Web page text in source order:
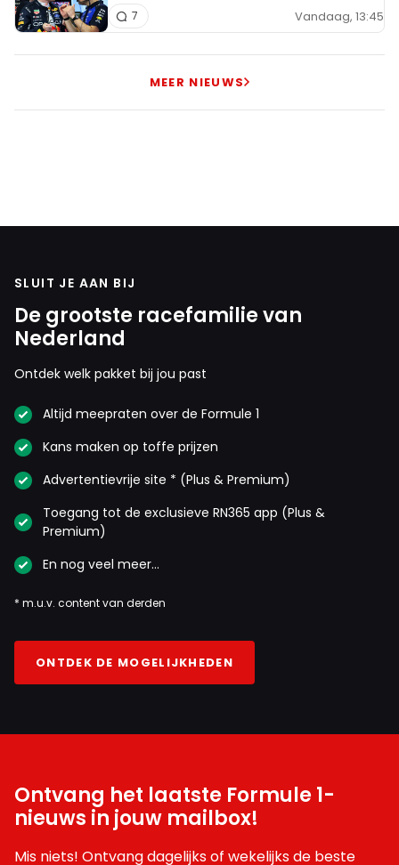
Vandaag, 13:45
7
MEER NIEUWS
SLUIT JE AAN BIJ
De grootste racefamilie van
Nederland
Ontdek welk pakket bij jou past
Altijd meepraten over de Formule 1
Kans maken op toffe prijzen
Advertentievrije site * (Plus & Premium)
Toegang tot de exclusieve RN365 app (Plus &
Premium)
En nog veel meer…
* m.u.v. content van derden
ONTDEK DE MOGELIJKHEDEN
Ontvang het laatste Formule 1-
nieuws in jouw mailbox!
Mis niets! Ontvang dagelijks of wekelijks de beste